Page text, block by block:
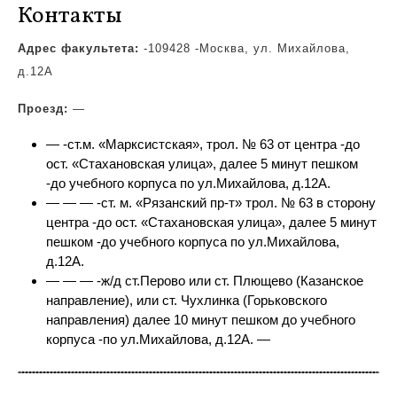
Контакты
Адрес факультета: -109428 -Москва, ул. Михайлова,
д.12А
Проезд: —
— -ст.м. «Марксистская», трол. № 63 от центра -до
ост. «Стахановская улица», далее 5 минут пешком
-до учебного корпуса по ул.Михайлова, д.12А.
— — — -ст. м. «Рязанский пр-т» трол. № 63 в сторону
центра -до ост. «Стахановская улица», далее 5 минут
пешком -до учебного корпуса по ул.Михайлова,
д.12А.
— — — -ж/д ст.Перово или ст. Плющево (Казанское
направление), или ст. Чухлинка (Горьковского
направления) далее 10 минут пешком до учебного
корпуса -по ул.Михайлова, д.12А. —